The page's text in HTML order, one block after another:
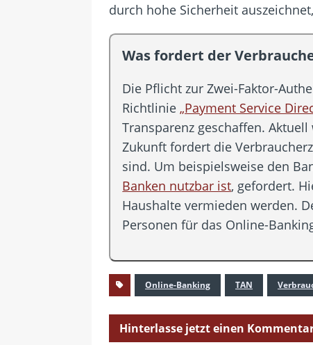
durch hohe Sicherheit
Was fordert der
Die Pflicht zur Zwei-Faktor-
Richtlinie„Payment Service
Transparenz geschaffen.
Zukunft fordert die
sind. Um beispielsweise den
Banken nutzbar ist, gefordert.
Haushalte vermieden werden.
Personen für das Online-
Online-Banking TAN
Hinterlasse jetzt einen